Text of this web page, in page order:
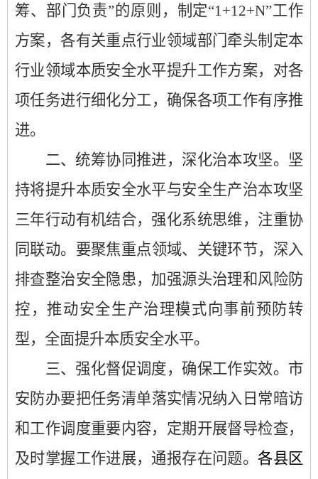
筹、部门负责”的原则，制定“1+12+N”工作
方案，各有关重点行业领域部门牵头制定本
行业领域本质安全水平提升工作方案，对各
项任务进行细化分工，确保各项工作有序推
进。
二、统筹协同推进，深化治本攻坚。 坚
持将提升本质安全水平与安全生产治本攻坚
三年行动有机结合，强化系统思维，注重协
同联动。 要聚焦重点领域、关键环节，深入
排查整治安全隐患，加强源头治理和风险防
控，推动安全生产治理模式向事前预防转
型，全面提升本质安全水平。
三、强化督促调度，确保工作实效。 市
安防办要把任务清单落实情况纳入日常暗访
和工作调度重要内容，定期开展督导检查，
及时掌握工作进展，通报存在问题。各县区